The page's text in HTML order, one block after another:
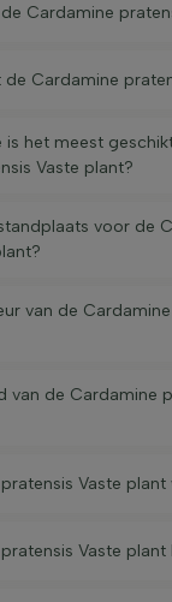
Cardamine
Cardamine
het meest
Vaste plant?
voor de
van de
van de Cardamine
Vaste plant
Vaste